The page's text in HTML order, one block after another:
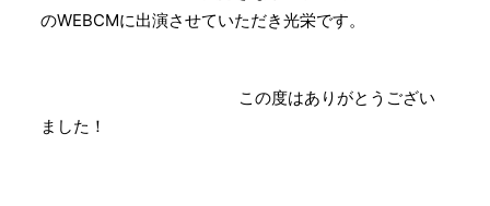
のWEBCMに出演させていただき光栄です。
この度はありがとうござい
ました！